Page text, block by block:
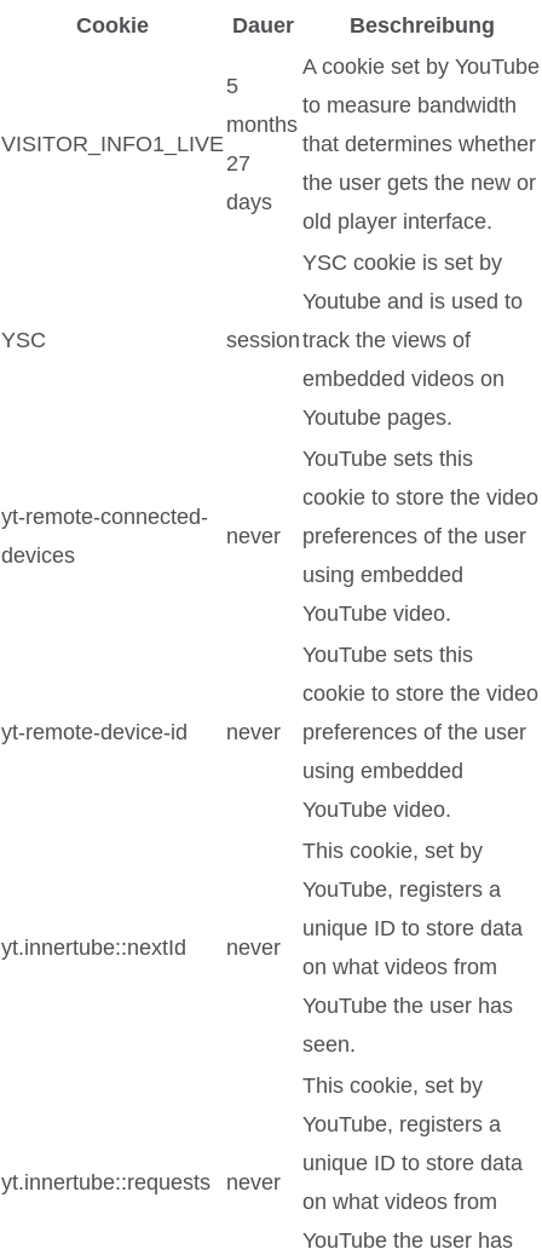
Cookie
Dauer Beschreibung
VISITOR_INFO1_LIVE
5
months
27
days
A cookie set by YouTube
to measure bandwidth
that determines whether
the user gets the new or
old player interface.
YSC session
YSC cookie is set by
Youtube and is used to
track the views of
embedded videos on
Youtube pages.
yt-remote-connected-
devices
never
YouTube sets this
cookie to store the video
preferences of the user
using embedded
YouTube video.
yt-remote-device-id never
YouTube sets this
cookie to store the video
preferences of the user
using embedded
YouTube video.
yt.innertube::nextId never
This cookie, set by
YouTube, registers a
unique ID to store data
on what videos from
YouTube the user has
seen.
yt.innertube::requests never
This cookie, set by
YouTube, registers a
unique ID to store data
on what videos from
YouTube the user has